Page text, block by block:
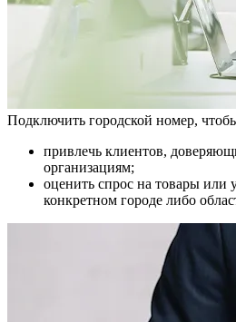
Подключить городской номер,
привлечь клиентов,
организациям;
оценить спрос на товары или
конкретном городе либо